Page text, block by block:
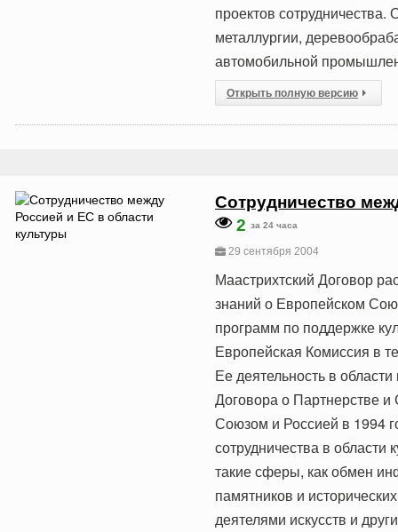
проектов
металлургии,
автомобильной
Открыть полную версию
Сотрудничество
2 за 24 часа
29 сентября 2004
Маастрихтский Договор
знаний о Европейском
программ по поддержке
Европейская Комиссия в
Ее деятельность в
Договора о Партнерстве
Союзом и Россией в 1994
сотрудничества в области
такие сферы, как обмен
памятников и
деятелями искусств и